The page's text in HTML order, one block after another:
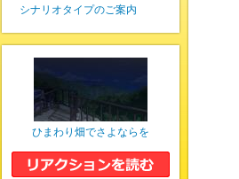
シナリオタイプのご案内
ひまわり畑でさよならを